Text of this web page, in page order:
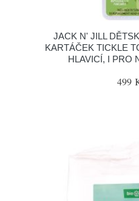
JACK N' JILL
KARTÁČEK TICKLE
HLAVICÍ, I PRO
499